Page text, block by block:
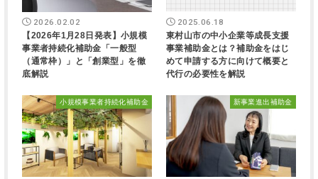
2026.02.02
【2026年1月28日発表】小規模
事業者持続化補助金「一般型
（通常枠）」と「創業型」を徹
底解説
2025.06.18
東村山市の中小企業等成長支援
事業補助金とは？補助金をはじ
めて申請する方に向けて概要と
代行の必要性を解説
小規模事業者持続化補助金 新事業進出補助金